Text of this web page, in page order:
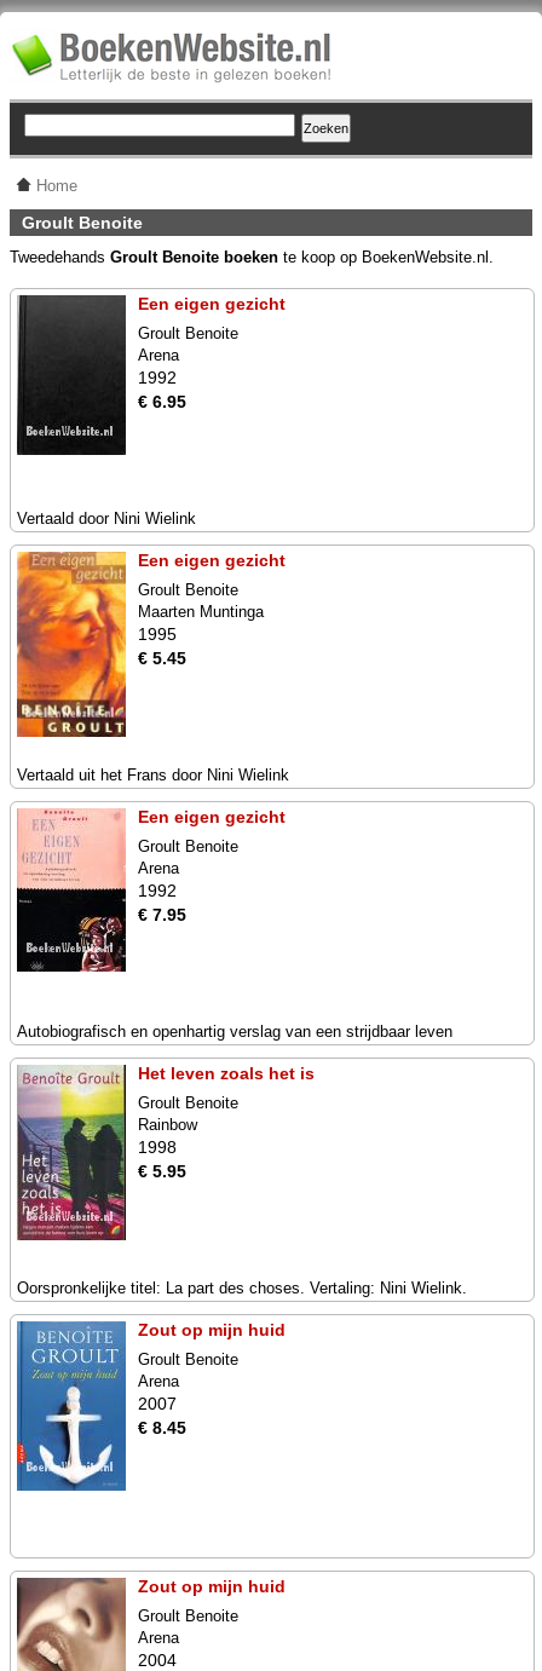
Home
Groult Benoite
Tweedehands Groult Benoite boeken te koop op BoekenWebsite.nl.
Een eigen gezicht
Groult Benoite
Arena
1992
€ 6.95
Vertaald door Nini Wielink
Een eigen gezicht
Groult Benoite
Maarten Muntinga
1995
€ 5.45
Vertaald uit het Frans door Nini Wielink
Een eigen gezicht
Groult Benoite
Arena
1992
€ 7.95
Autobiografisch en openhartig verslag van een strijdbaar leven
Het leven zoals het is
Groult Benoite
Rainbow
1998
€ 5.95
Oorspronkelijke titel: La part des choses. Vertaling: Nini Wielink.
Zout op mijn huid
Groult Benoite
Arena
2007
€ 8.45
Zout op mijn huid
Groult Benoite
Arena
2004